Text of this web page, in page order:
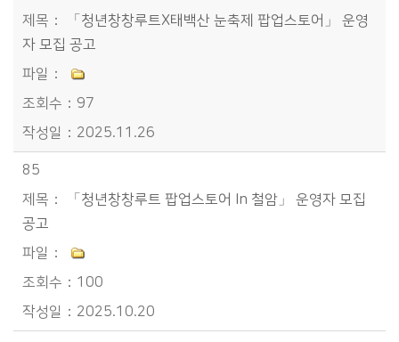
「청년창창루트X태백산 눈축제 팝업스토어」 운영
자 모집 공고
97
2025.11.26
85
「청년창창루트 팝업스토어 In 철암」 운영자 모집
공고
100
2025.10.20